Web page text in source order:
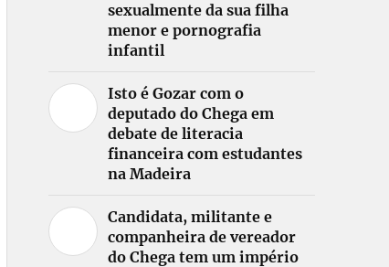
sexualmente da sua filha
menor e pornografia
infantil
Isto é Gozar com o
deputado do Chega em
debate de literacia
financeira com estudantes
na Madeira
Candidata, militante e
companheira de vereador
do Chega tem um império